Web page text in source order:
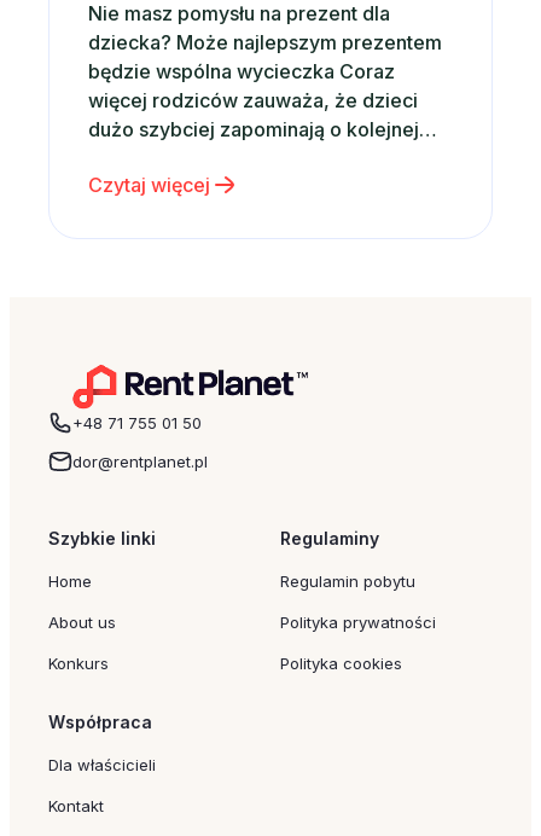
Nie masz pomysłu na prezent dla
dziecka? Może najlepszym prezentem
będzie wspólna wycieczka Coraz
więcej rodziców zauważa, że dzieci
dużo szybciej zapominają o kolejnej
czasie. Właśnie dlatego zamiast
wybieramy emocje, wspomnienia i
Czytaj więcej
+48 71 755 01 50
dor@rentplanet.pl
Szybkie linki
Home
About us
Konkurs
Regulaminy
Regulamin pobytu
Polityka prywatności
Polityka cookies
Współpraca
Dla właścicieli
Kontakt